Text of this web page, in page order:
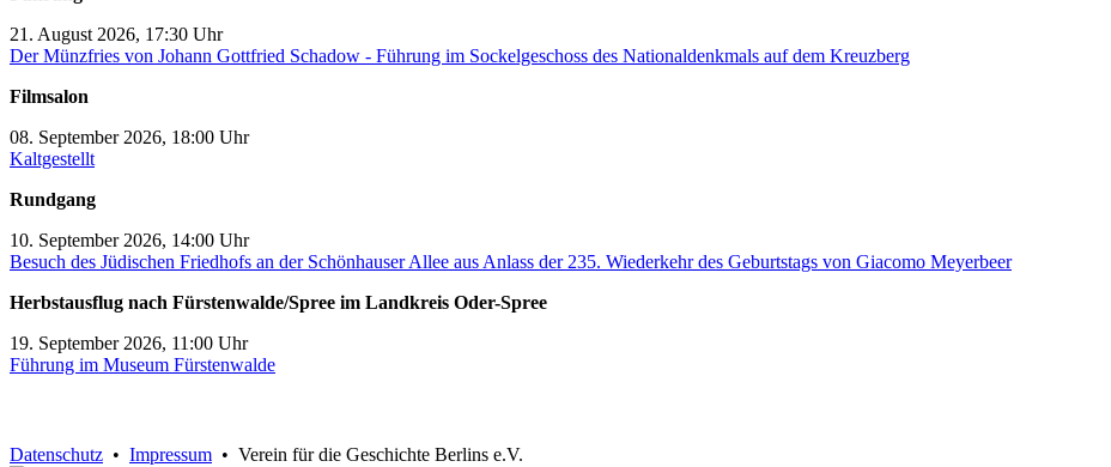
21. August 2026, 17:30 Uhr
Der Münzfries von Johann Gottfried Schadow - Führung im Sockelgeschoss des Nationaldenkmals auf dem Kreuzberg
Filmsalon
08. September 2026, 18:00 Uhr
Kaltgestellt
Rundgang
10. September 2026, 14:00 Uhr
Besuch des Jüdischen Friedhofs an der Schönhauser Allee aus Anlass der 235. Wiederkehr des Geburtstags von Giacomo Meyerbeer
Herbstausflug nach Fürstenwalde/Spree im Landkreis Oder-Spree
19. September 2026, 11:00 Uhr
Führung im Museum Fürstenwalde
Datenschutz • Impressum • Verein für die Geschichte Berlins e.V.